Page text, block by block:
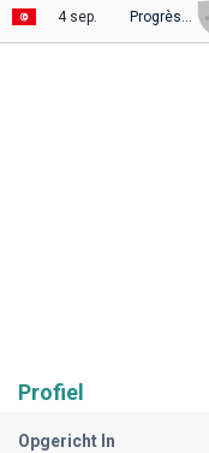
4 sep. Progrès Sakiet Eddaïer
Profiel
Opgericht In